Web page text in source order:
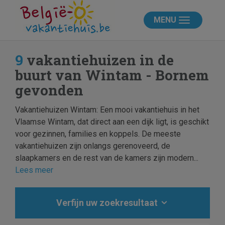
MENU
9 vakantiehuizen in de
buurt van Wintam - Bornem
gevonden
Vakantiehuizen Wintam: Een mooi vakantiehuis in het
Vlaamse Wintam, dat direct aan een dijk ligt, is geschikt
voor gezinnen, families en koppels. De meeste
vakantiehuizen zijn onlangs gerenoveerd, de
slaapkamers en de rest van de kamers zijn modern...
Lees meer
Verfijn uw zoekresultaat